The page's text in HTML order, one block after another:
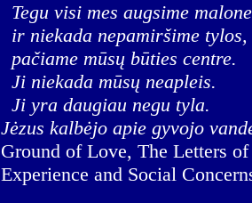
Tegu visi mes augsime
ir niekada nepamiršime tylos,
pačiame mūsų būties centre.
Ji niekada mūsų neapleis.
Ji yra daugiau negu tyla.
Jėzus kalbėjo apie gyvojo
Ground of Love, The Letters
Experience and Social